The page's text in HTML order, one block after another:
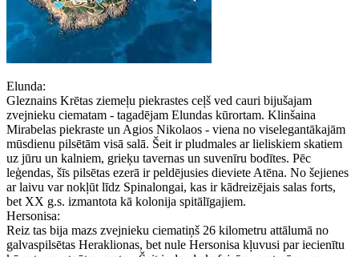
Elunda:
Gleznains Krētas ziemeļu piekrastes ceļš ved cauri bijušajam
zvejnieku ciematam - tagadējam Elundas kūrortam. Klinšaina
Mirabelas piekraste un Agios Nikolaos - viena no viselegantākajām
mūsdienu pilsētām visā salā. Šeit ir pludmales ar lieliskiem skatiem
uz jūru un kalniem, grieķu tavernas un suvenīru bodītes. Pēc
leģendas, šīs pilsētas ezerā ir peldējusies dieviete Atēna. No šejienes
ar laivu var nokļūt līdz Spinalongai, kas ir kādreizējais salas forts,
bet XX g.s. izmantota kā kolonija spitālīgajiem.
Hersonisa:
Reiz tas bija mazs zvejnieku ciematiņš 26 kilometru attālumā no
galvaspilsētas Heraklionas, bet nule Hersonisa kļuvusi par iecienītu